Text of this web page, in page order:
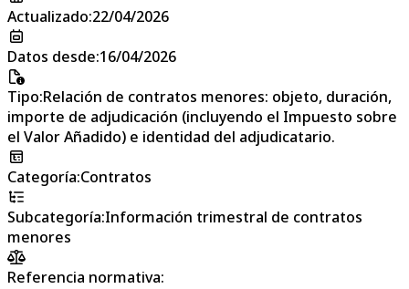
Actualizado:22/04/2026
Datos desde:16/04/2026
Tipo:Relación de contratos menores: objeto, duración,
importe de adjudicación (incluyendo el Impuesto sobre
el Valor Añadido) e identidad del adjudicatario.
Categoría:Contratos
Subcategoría:Información trimestral de contratos
menores
Referencia normativa: